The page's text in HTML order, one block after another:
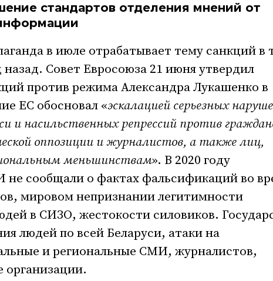
стандартов отделения мнений от
в июле отрабатывает тему санкций в
Совет Евросоюза 21 июня утвердил
против режима Александра Лукашенко в
ЕС обосновал «эскалацией серьезных
и насильственных репрессий против
оппозиции и журналистов, а также лиц,
меньшинствам». В 2020 году
не сообщали о фактах фальсификаций во
мировом непризнании легитимности
в СИЗО, жестокости силовиков.
людей по всей Беларуси, атаки на
и региональные СМИ, журналистов,
организации.